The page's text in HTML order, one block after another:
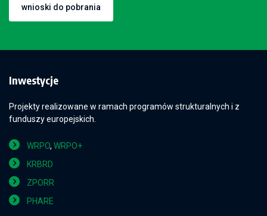
wnioski do pobrania
Inwestycje
Projekty realizowane w ramach programów strukturalnych i z
funduszy europejskich.
WRPO, WRPO+
KRBRD
ZPORR
PHARE